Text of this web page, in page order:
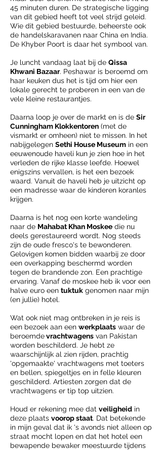
45 minuten duren. De strategische ligging
van dit gebied heeft tot veel strijd geleid.
Wie dit gebied bestuurde, beheerste ook
de handelskaravanen naar China en India.
De Khyber Poort is daar het symbool van.
Je luncht vandaag laat bij de Qissa
Khwani Bazaar. Peshawar is beroemd om
haar keuken dus het is tijd om hier een
lokale gerecht te proberen in een van de
vele kleine restaurantjes.
Daarna loop je over de markt en is de Sir
Cunningham Klokkentoren (met de
vismarkt er omheen) niet te missen. In het
nabijgelegen Sethi House Museum in een
eeuwenoude haveli kun je zien hoe in het
verleden de rijke klasse leefde. Hoewel
enigszins vervallen, is het een bezoek
waard. Vanuit de haveli heb je uitzicht op
een madresse waar de kinderen koranles
krijgen.
Daarna is het nog een korte wandeling
naar de Mahabat Khan Moskee die nu
deels gerestaureerd wordt. Nog steeds
zijn de oude fresco's te bewonderen.
Gelovigen komen bidden waarbij ze door
een overkapping beschermd worden
tegen de brandende zon. Een prachtige
ervaring. Vanaf de moskee heb ik voor een
halve euro een tuktuk genomen naar mijn
(en jullie) hotel.
Wat ook niet mag ontbreken in je reis is
een bezoek aan een werkplaats waar de
beroemdevrachtwagens van Pakistan
worden beschilderd. Je hebt ze
waarschijnlijk al zien rijden, prachtig
'opgemaakte' vrachtwagens met toeters
en bellen, spiegeltjes en in felle kleuren
geschilderd. Artiesten zorgen dat de
vrachtwagens er tip top uitzien.
Houd er rekening mee dat veiligheid in
deze plaats voorop staat. Dat betekende
in mijn geval dat ik 's avonds niet alleen op
straat mocht lopen en dat het hotel een
bewapende bewaker meestuurde tijdens